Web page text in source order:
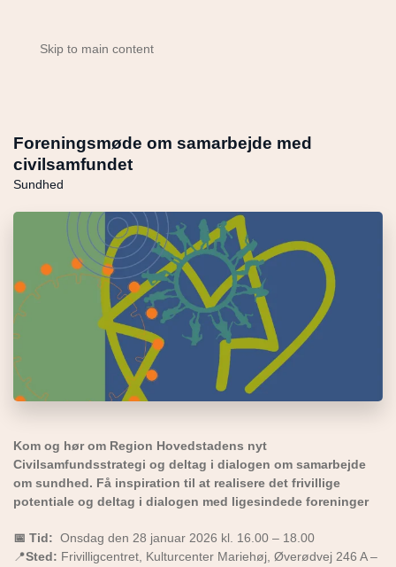
Skip to main content
Foreningsmøde om samarbejde med
civilsamfundet
Sundhed
Kom og hør om Region Hovedstadens nyt
Civilsamfundsstrategi og deltag i dialogen om samarbejde
om sundhed. Få inspiration til at realisere det frivillige
potentiale og deltag i dialogen med ligesindede foreninger
📅 Tid: Onsdag den 28 januar 2026 kl. 16.00 – 18.00
📍Sted: Frivilligcentret, Kulturcenter Mariehøj, Øverødvej 246 A –